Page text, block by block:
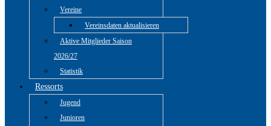
Vereine
Vereinsdaten aktualisieren
Aktive Mitglieder Saison
2026/27
Statistik
Ressorts
Jugend
Junioren